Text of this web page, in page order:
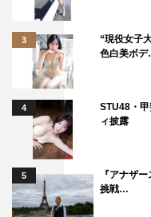
3
“現役女子
色白美ボ
4
STU48・
ィ披露
5
『アナザ
挑戦…